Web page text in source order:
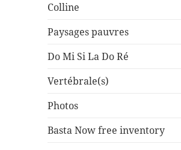
Colline
Paysages pauvres
Do Mi Si La Do Ré
Vertébrale(s)
Photos
Basta Now free inventory